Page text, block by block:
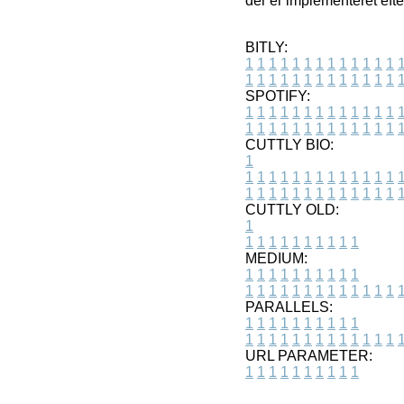
BITLY:
1 1 1 1 1 1 1 1 1 1 1 1 1 1
1 1 1 1 1 1 1 1 1 1 1 1 1 1
SPOTIFY:
1 1 1 1 1 1 1 1 1 1 1 1 1 1
1 1 1 1 1 1 1 1 1 1 1 1 1 1
CUTTLY BIO:
1
1 1 1 1 1 1 1 1 1 1 1 1 1 1
1 1 1 1 1 1 1 1 1 1 1 1 1 1
CUTTLY OLD:
1
1 1 1 1 1 1 1 1 1 1
MEDIUM:
1 1 1 1 1 1 1 1 1 1
1 1 1 1 1 1 1 1 1 1 1 1 1 1
PARALLELS:
1 1 1 1 1 1 1 1 1 1
1 1 1 1 1 1 1 1 1 1 1 1 1 1
URL PARAMETER:
1 1 1 1 1 1 1 1 1 1